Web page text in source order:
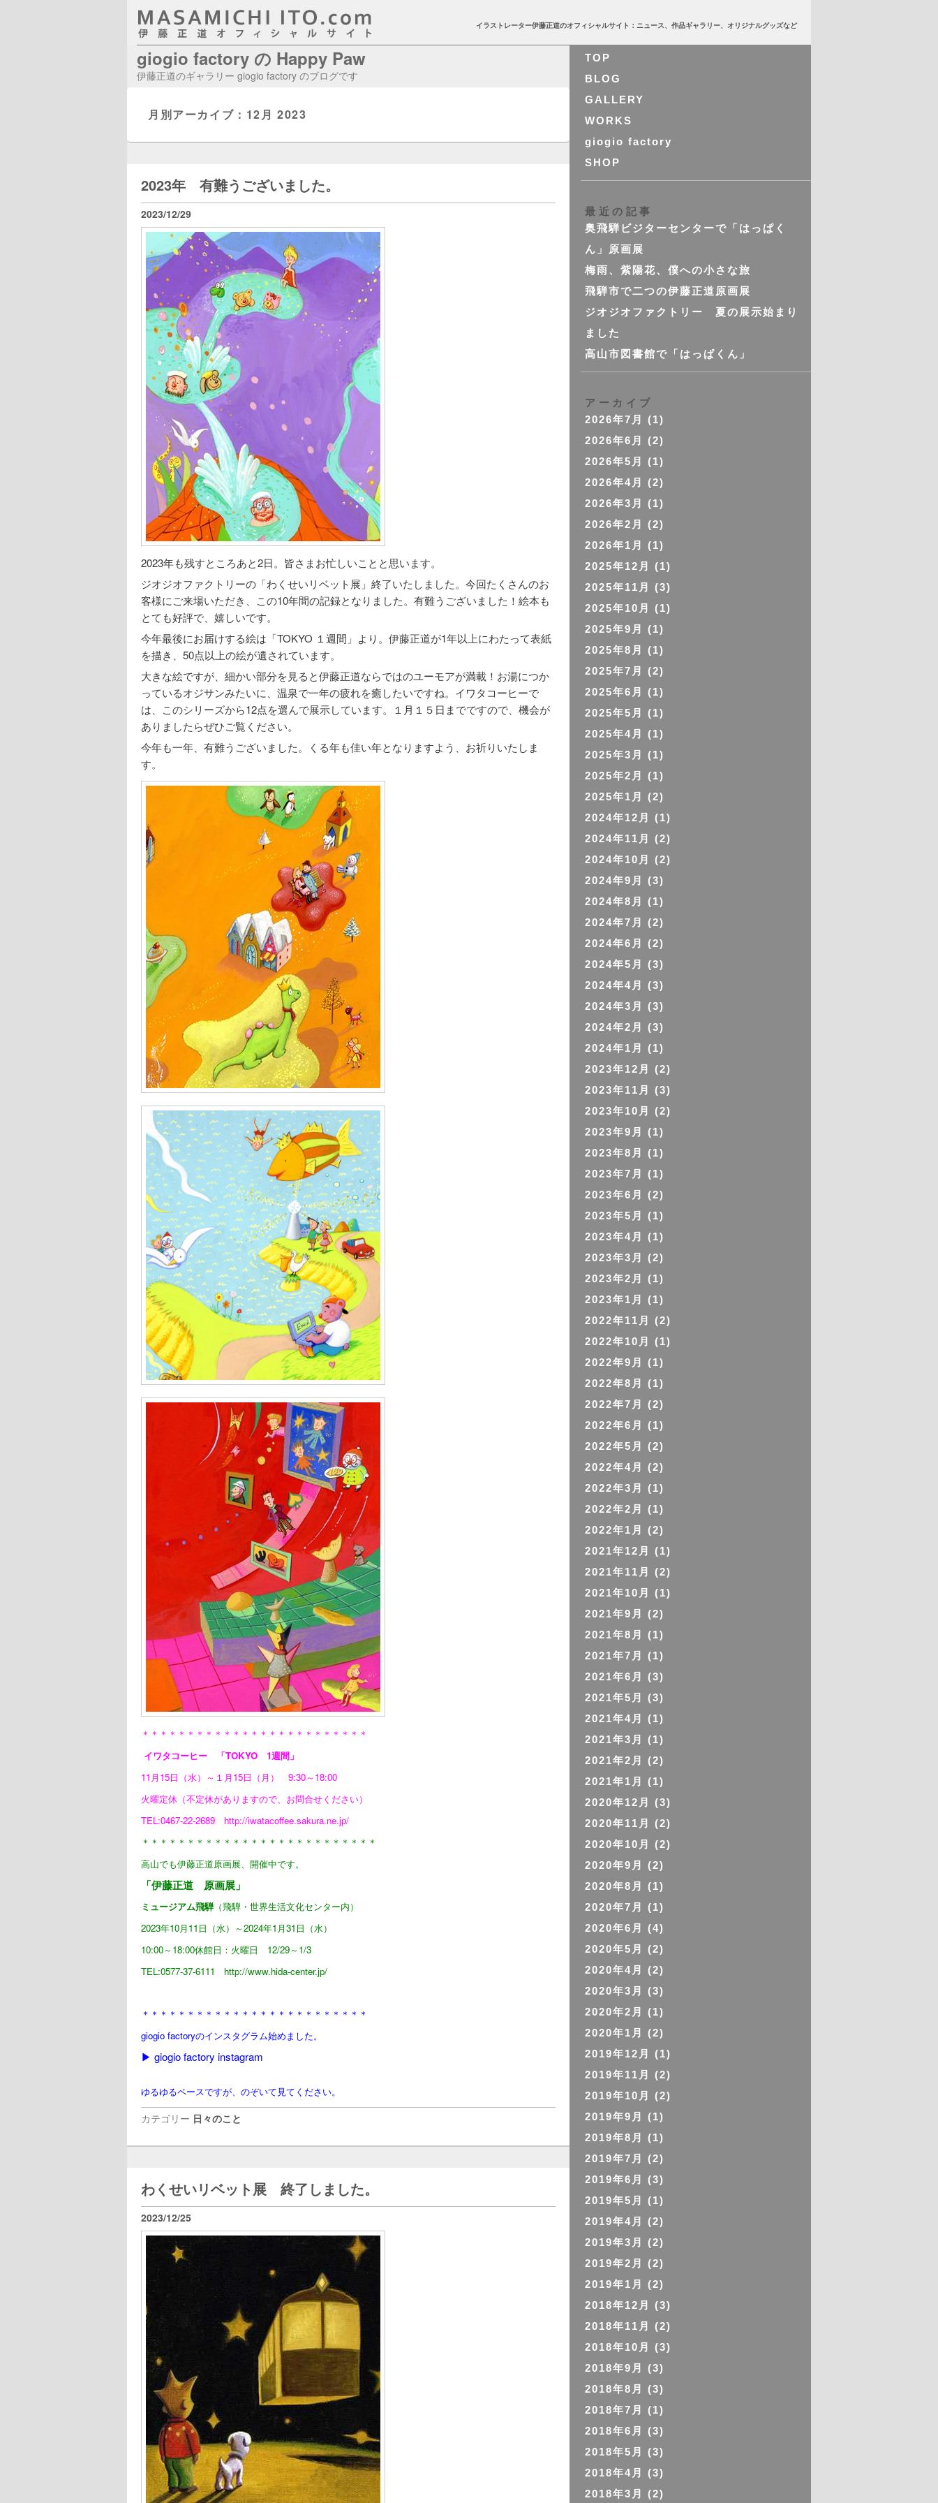
イラストレーター伊藤正道のオフィシャルサイト：ニュース、作品ギャラリー、オリジナルグッズなど
giogio factory の Happy Paw
伊藤正道のギャラリー giogio factory のブログです
月別アーカイブ： 12月 2023
2023年 有難うございました。
2023/12/29
2023年も残すところあと2日。皆さまお忙しいことと思います。
ジオジオファクトリーの「わくせいリベット展」終了いたしました。今回たくさんのお
客様にご来場いただき、この10年間の記録となりました。有難うございました！絵本も
とても好評で、嬉しいです。
今年最後にお届けする絵は「TOKYO １週間」より。伊藤正道が1年以上にわたって表紙
を描き、50点以上の絵が遺されています。
大きな絵ですが、細かい部分を見ると伊藤正道ならではのユーモアが満載！お湯につか
っているオジサンみたいに、温泉で一年の疲れを癒したいですね。イワタコーヒーで
は、このシリーズから12点を選んで展示しています。１月１５日までですので、機会が
ありましたらぜひご覧ください。
今年も一年、有難うございました。くる年も佳い年となりますよう、お祈りいたしま
す。
＊＊＊＊＊＊＊＊＊＊＊＊＊＊＊＊＊＊＊＊＊＊＊＊＊
イワタコーヒー 「TOKYO 1週間」
11月15日（水）～１月15日（月） 9:30～18:00
火曜定休（不定休がありますので、お問合せください）
TEL:0467-22-2689 http://iwatacoffee.sakura.ne.jp/
＊＊＊＊＊＊＊＊＊＊＊＊＊＊＊＊＊＊＊＊＊＊＊＊＊＊
高山でも伊藤正道原画展、開催中です。
「伊藤正道 原画展」
ミュージアム飛騨 （飛騨・世界生活文化センター内）
2023年10月11日（水）～2024年1月31日（水）
10:00～18:00休館日：火曜日 12/29～1/3
TEL:0577-37-6111 http://www.hida-center.jp/
＊＊＊＊＊＊＊＊＊＊＊＊＊＊＊＊＊＊＊＊＊＊＊＊＊
giogio factoryのインスタグラム始めました。
▶︎ giogio factory instagram
ゆるゆるペースですが、 のぞいて見てください。
カテゴリー 日々のこと
わくせいリベット展 終了しました。
2023/12/25
TOP
BLOG
GALLERY
WORKS
giogio factory
SHOP
最近の記事
奥飛騨ビジターセンターで「はっぱく
ん」原画展
梅雨、紫陽花、僕への小さな旅
飛騨市で二つの伊藤正道原画展
ジオジオファクトリー 夏の展示始まり
ました
高山市図書館で「はっぱくん」
アーカイブ
2026年7月
(1)
2026年6月
(2)
2026年5月
(1)
2026年4月
(2)
2026年3月
(1)
2026年2月
(2)
2026年1月
(1)
2025年12月
(1)
2025年11月
(3)
2025年10月
(1)
2025年9月
(1)
2025年8月
(1)
2025年7月
(2)
2025年6月
(1)
2025年5月
(1)
2025年4月
(1)
2025年3月
(1)
2025年2月
(1)
2025年1月
(2)
2024年12月
(1)
2024年11月
(2)
2024年10月
(2)
2024年9月
(3)
2024年8月
(1)
2024年7月
(2)
2024年6月
(2)
2024年5月
(3)
2024年4月
(3)
2024年3月
(3)
2024年2月
(3)
2024年1月
(1)
2023年12月
(2)
2023年11月
(3)
2023年10月
(2)
2023年9月
(1)
2023年8月
(1)
2023年7月
(1)
2023年6月
(2)
2023年5月
(1)
2023年4月
(1)
2023年3月
(2)
2023年2月
(1)
2023年1月
(1)
2022年11月
(2)
2022年10月
(1)
2022年9月
(1)
2022年8月
(1)
2022年7月
(2)
2022年6月
(1)
2022年5月
(2)
2022年4月
(2)
2022年3月
(1)
2022年2月
(1)
2022年1月
(2)
2021年12月
(1)
2021年11月
(2)
2021年10月
(1)
2021年9月
(2)
2021年8月
(1)
2021年7月
(1)
2021年6月
(3)
2021年5月
(3)
2021年4月
(1)
2021年3月
(1)
2021年2月
(2)
2021年1月
(1)
2020年12月
(3)
2020年11月
(2)
2020年10月
(2)
2020年9月
(2)
2020年8月
(1)
2020年7月
(1)
2020年6月
(4)
2020年5月
(2)
2020年4月
(2)
2020年3月
(3)
2020年2月
(1)
2020年1月
(2)
2019年12月
(1)
2019年11月
(2)
2019年10月
(2)
2019年9月
(1)
2019年8月
(1)
2019年7月
(2)
2019年6月
(3)
2019年5月
(1)
2019年4月
(2)
2019年3月
(2)
2019年2月
(2)
2019年1月
(2)
2018年12月
(3)
2018年11月
(2)
2018年10月
(3)
2018年9月
(3)
2018年8月
(3)
2018年7月
(1)
2018年6月
(3)
2018年5月
(3)
2018年4月
(3)
2018年3月
(2)